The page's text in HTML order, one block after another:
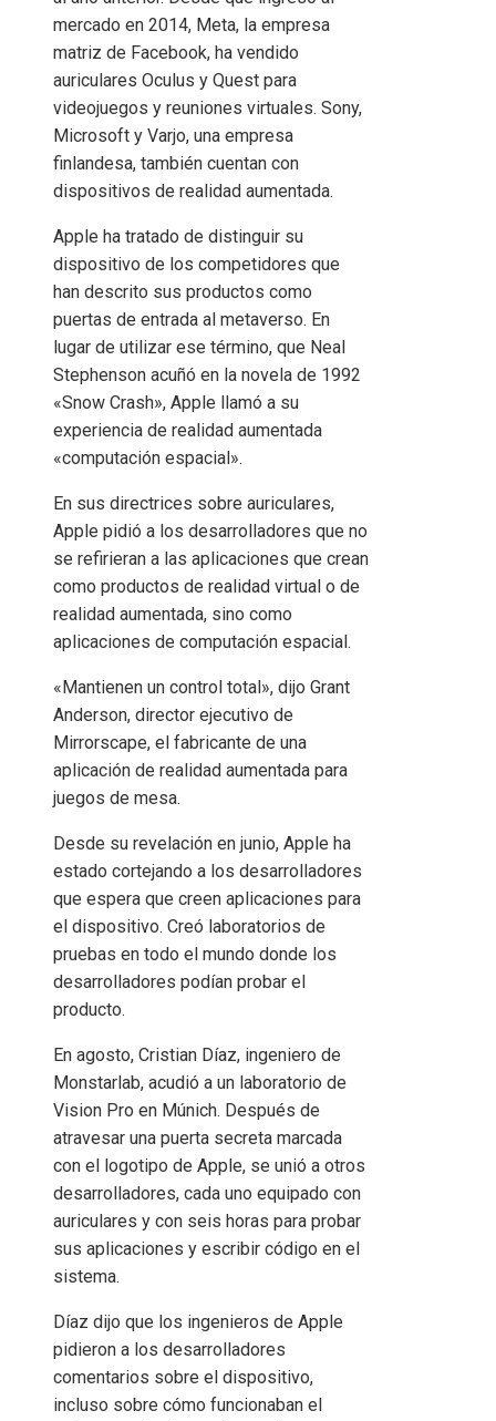
mercado en 2014, Meta, la empresa
matriz de Facebook, ha vendido
auriculares Oculus y Quest para
videojuegos y reuniones virtuales. Sony,
Microsoft y Varjo, una empresa
finlandesa, también cuentan con
dispositivos de realidad aumentada.
Apple ha tratado de distinguir su
dispositivo de los competidores que
han descrito sus productos como
puertas de entrada al metaverso. En
lugar de utilizar ese término, que Neal
Stephenson acuñó en la novela de 1992
«Snow Crash», Apple llamó a su
experiencia de realidad aumentada
«computación espacial».
En sus directrices sobre auriculares,
Apple pidió a los desarrolladores que no
se refirieran a las aplicaciones que crean
como productos de realidad virtual o de
realidad aumentada, sino como
aplicaciones de computación espacial.
«Mantienen un control total», dijo Grant
Anderson, director ejecutivo de
Mirrorscape, el fabricante de una
aplicación de realidad aumentada para
juegos de mesa.
Desde su revelación en junio, Apple ha
estado cortejando a los desarrolladores
que espera que creen aplicaciones para
el dispositivo. Creó laboratorios de
pruebas en todo el mundo donde los
desarrolladores podían probar el
producto.
En agosto, Cristian Díaz, ingeniero de
Monstarlab, acudió a un laboratorio de
Vision Pro en Múnich. Después de
atravesar una puerta secreta marcada
con el logotipo de Apple, se unió a otros
desarrolladores, cada uno equipado con
auriculares y con seis horas para probar
sus aplicaciones y escribir código en el
sistema.
Díaz dijo que los ingenieros de Apple
pidieron a los desarrolladores
comentarios sobre el dispositivo,
incluso sobre cómo funcionaban el